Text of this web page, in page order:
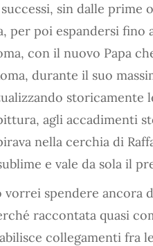
sin dalle prime
per poi espandersi fino
con il nuovo Papa
durante il suo
storicamente
agli accadimenti
nella cerchia di
e vale da sola il
spendere ancora
raccontata quasi
collegamenti fra